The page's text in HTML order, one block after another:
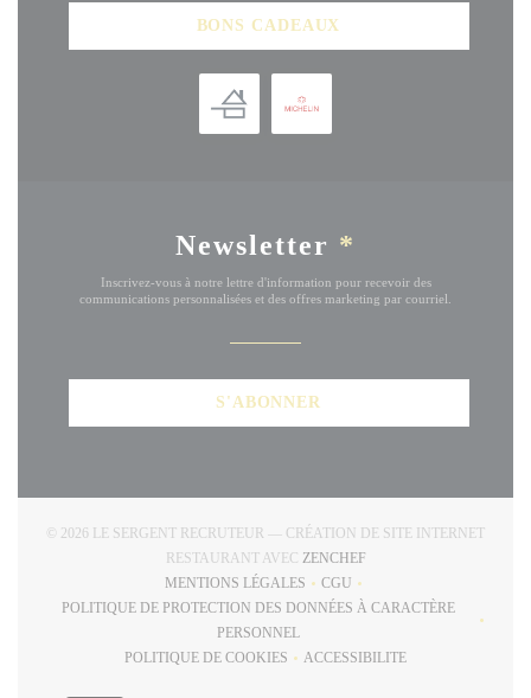
BONS CADEAUX
Newsletter *
Inscrivez-vous à notre lettre d'information pour recevoir des
communications personnalisées et des offres marketing par courriel.
S'ABONNER
© 2026 LE SERGENT RECRUTEUR — CRÉATION DE SITE INTERNET
RESTAURANT AVEC ZENCHEF((OUVRE UNE
MENTIONS LÉGALES
CGU
POLITIQUE DE PROTECTION DES DONNÉES À CARACTÈRE
PERSONNEL((OUVRE UNE NOUVELLE FENÊTRE))
POLITIQUE DE COOKIES
ACCESSIBILITE